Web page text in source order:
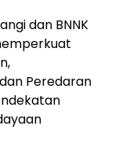
dan BNNK
Peredaran